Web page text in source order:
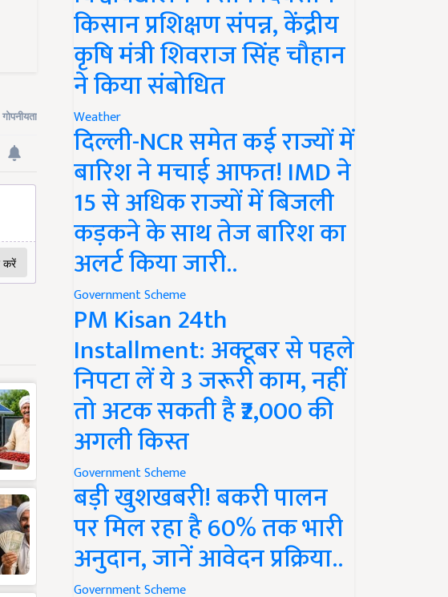
किसान प्रशिक्षण संपन्न, केंद्रीय
कृषि मंत्री शिवराज सिंह चौहान
ने किया संबोधित
Weather
दिल्ली-NCR समेत कई राज्यों में
बारिश ने मचाई आफत! IMD ने
15 से अधिक राज्यों में बिजली
कड़कने के साथ तेज बारिश का
अलर्ट किया जारी..
Government Scheme
PM Kisan 24th
Installment: अक्टूबर से पहले
निपटा लें ये 3 जरूरी काम, नहीं
तो अटक सकती है ₹2,000 की
अगली किस्त
Government Scheme
बड़ी खुशखबरी! बकरी पालन
पर मिल रहा है 60% तक भारी
अनुदान, जानें आवेदन प्रक्रिया..
Government Scheme